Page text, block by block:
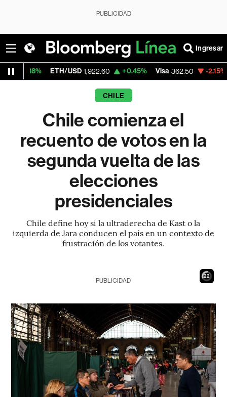
PUBLICIDAD
Ingresar
ETH/USD 1,922.60 +0.45% Visa 362.50 -2.15%
CHILE
Chile comienza el
recuento de votos en la
segunda vuelta de las
elecciones
presidenciales
Chile define hoy si la ultraderecha de Kast o la
izquierda de Jara conducen el país en un contexto de
frustración de los votantes.
21
PUBLICIDAD